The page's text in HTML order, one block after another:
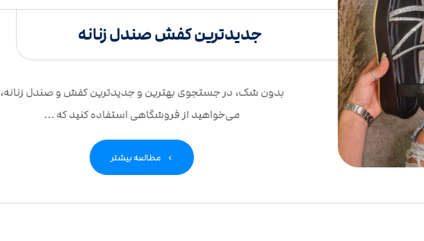
جدیدترین کفش صندل زنانه
بدون شک، در جستجوی بهترین و جدیدترین کفش و صندل زنانه،
می‌خواهید از فروشگاهی استفاده کنید که ...
مطالعه بیشتر